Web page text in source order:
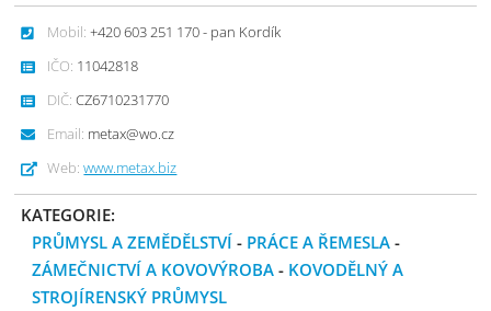
Mobil: +420 603 251 170 - pan Kordík
IČO: 11042818
DIČ: CZ6710231770
Email: metax@wo.cz
Web: www.metax.biz
KATEGORIE:
PRŮMYSL A ZEMĚDĚLSTVÍ - PRÁCE A ŘEMESLA -
ZÁMEČNICTVÍ A KOVOVÝROBA - KOVODĚLNÝ A
STROJÍRENSKÝ PRŮMYSL